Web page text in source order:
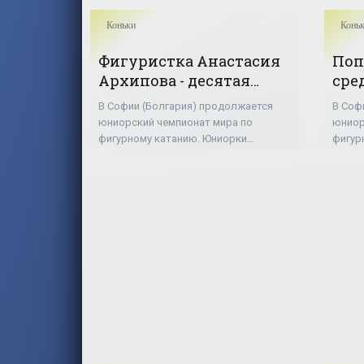
Коньки
Фигуристка Анастасия
Архипова - десятая
после короткой
программы на
юниорском ЧМ -
В Софии (Болгария) продолжается
юниорский чемпионат мира по
фигурному катанию. Юниорки
В